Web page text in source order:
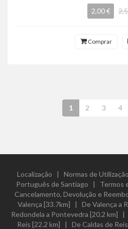
2,00 €
Comprar
1 2 3 4
Localização | Normas de
Português de Santiago | Termos
Cancelamento, Devolução e
Valença [33.7km] | De Valença a
Redondela a Pontevedra [20.2 km] |
Reis [22.2 km] | De Caldas de